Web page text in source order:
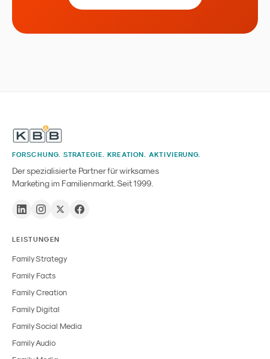
FORSCHUNG. STRATEGIE. KREATION. AKTIVIERUNG.
Der spezialisierte Partner für wirksames
Marketing im Familienmarkt. Seit 1999.
LEISTUNGEN
Family Strategy
Family Facts
Family Creation
Family Digital
Family Social Media
Family Audio